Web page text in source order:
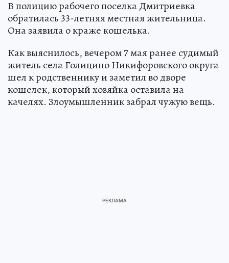
В полицию рабочего поселка Дмитриевка
обратилась 33-летняя местная жительница.
Она заявила о краже кошелька.
Как выяснилось, вечером 7 мая ранее судимый
житель села Голицино Никифоровского округа
шел к родственнику и заметил во дворе
кошелек, который хозяйка оставила на
качелях. Злоумышленник забрал чужую вещь.